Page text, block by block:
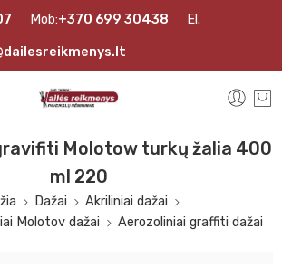
Mob:+370 699 30438 El.
Molotow turkų žalia 400
ml 220
Dažai
Akriliniai dažai
Molotov dažai
Aerozoliniai graffiti dažai